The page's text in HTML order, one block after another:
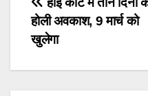
b
o
A
Post
navigation
होली अवकाश, 9 मार्च को
खुलेगा